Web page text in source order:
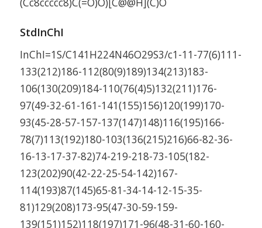
StdInChI
InChI=1S/C141H224N46O29S3/c1-11-77(6)111-
133(212)186-112(80(9)189)134(213)183-
106(130(209)184-110(76(4)5)132(211)176-
97(49-32-61-161-141(155)156)120(199)170-
93(45-28-57-157-137(147)148)116(195)166-
78(7)113(192)180-103(136(215)216)66-82-36-
16-13-17-37-82)74-219-218-73-105(182-
123(202)90(42-22-25-54-142)167-
114(193)87(145)65-81-34-14-12-15-35-
81)129(208)173-95(47-30-59-159-
139(151)152)118(197)171-96(48-31-60-160-